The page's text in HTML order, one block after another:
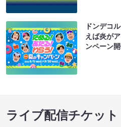
ドンデコ
えば炎が
ンペーン
ライブ配信チケット